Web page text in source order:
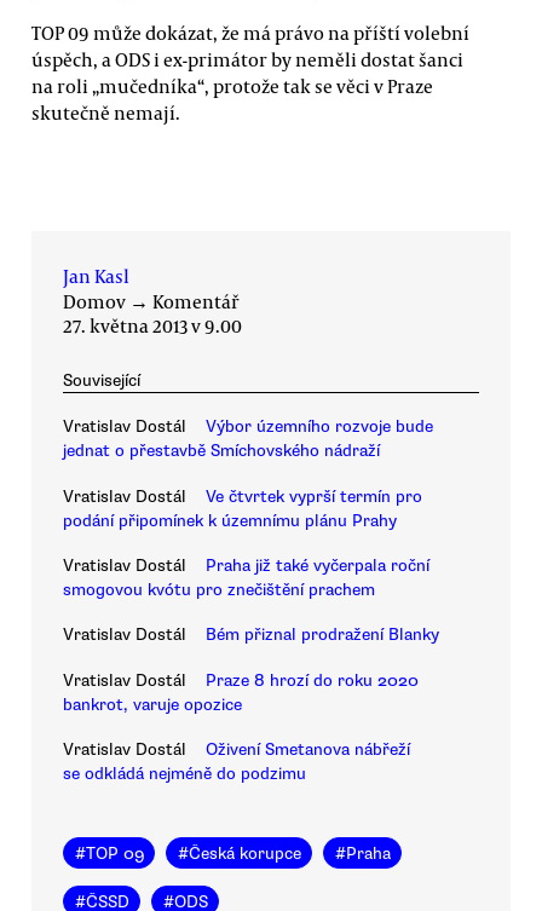
TOP 09 může dokázat, že má právo na příští volební
úspěch, a ODS i ex-primátor by neměli dostat šanci
na roli „mučedníka“, protože tak se věci v Praze
skutečně nemají.
Jan Kasl
Domov → Komentář
27. května 2013 v 9.00
Související
Vratislav Dostál
Výbor územního rozvoje bude
jednat o přestavbě Smíchovského nádraží
Vratislav Dostál
Ve čtvrtek vyprší termín pro
podání připomínek k územnímu plánu Prahy
Vratislav Dostál
Praha již také vyčerpala roční
smogovou kvótu pro znečištění prachem
Vratislav Dostál Bém přiznal prodražení Blanky
Vratislav Dostál
Praze 8 hrozí do roku 2020
bankrot, varuje opozice
Vratislav Dostál
Oživení Smetanova nábřeží
se odkládá nejméně do podzimu
#TOP 09 #Česká korupce #Praha
#ČSSD #ODS